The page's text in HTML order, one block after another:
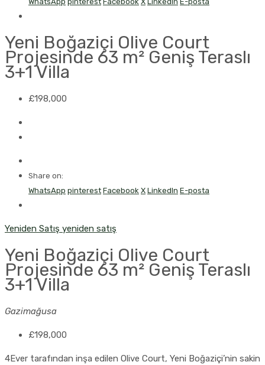
Yeni Boğaziçi Olive Court
Projesinde 63 m² Geniş Teraslı
3+1 Villa
£198,000
Share on:
WhatsApp pinterest Facebook X LinkedIn E-posta
Yeniden Satış yeniden satış
Yeni Boğaziçi Olive Court
Projesinde 63 m² Geniş Teraslı
3+1 Villa
Gazimağusa
£198,000
4Ever tarafından inşa edilen Olive Court, Yeni Boğaziçi’nin sakin